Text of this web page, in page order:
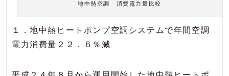
地中熱空調 消費電力量比較
１．地中熱ヒートポンプ空調システムで年間空調
電力消費量２２．６％減